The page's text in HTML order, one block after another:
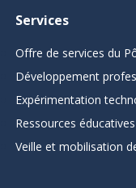
Services
Offre de services du
Développement
Expérimentation
Ressources
Veille et mobilisation